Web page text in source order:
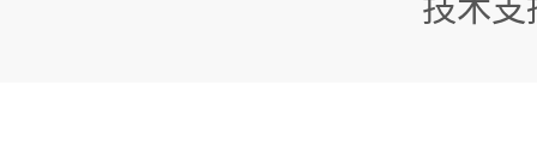
技术